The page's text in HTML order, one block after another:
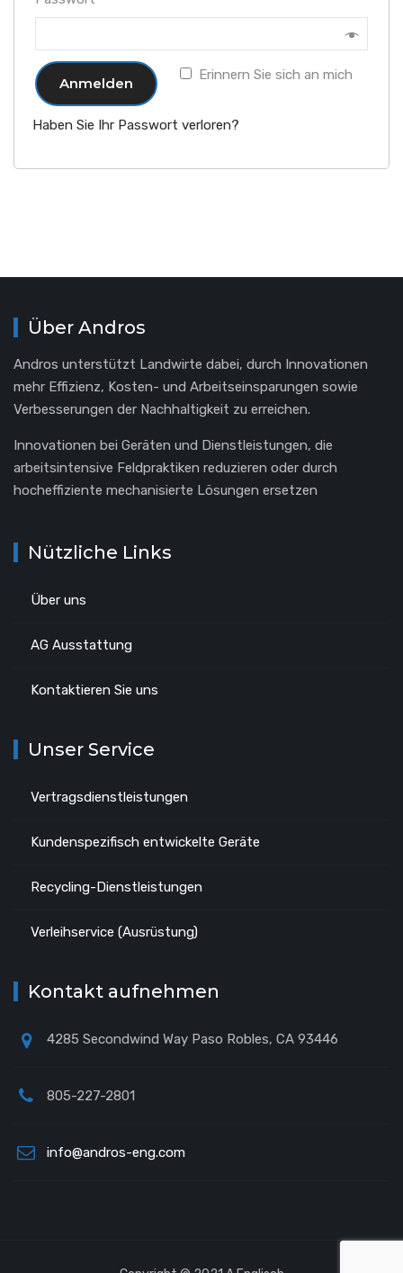
Erinnern Sie sich an mich
Anmelden
Haben Sie Ihr Passwort verloren?
Über Andros
Andros unterstützt Landwirte dabei, durch Innovationen
mehr Effizienz, Kosten- und Arbeitseinsparungen sowie
Verbesserungen der Nachhaltigkeit zu erreichen.
Innovationen bei Geräten und Dienstleistungen, die
arbeitsintensive Feldpraktiken reduzieren oder durch
hocheffiziente mechanisierte Lösungen ersetzen
Nützliche Links
Über uns
AG Ausstattung
Kontaktieren Sie uns
Unser Service
Vertragsdienstleistungen
Kundenspezifisch entwickelte Geräte
Recycling-Dienstleistungen
Verleihservice (Ausrüstung)
Kontakt aufnehmen
4285 Secondwind Way Paso Robles, CA 93446
805-227-2801
info@andros-eng.com